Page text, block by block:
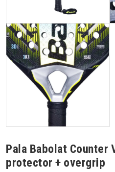
Pala Babolat Counter
protector + overgrip